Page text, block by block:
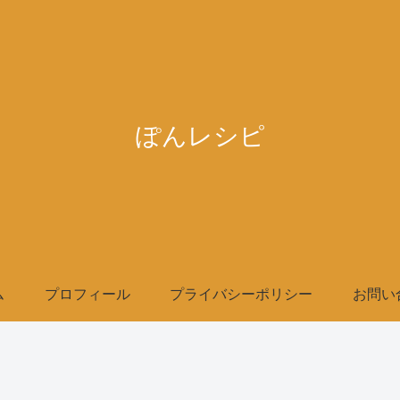
ぽんレシピ
プロフィール プライバシーポリシー お問い